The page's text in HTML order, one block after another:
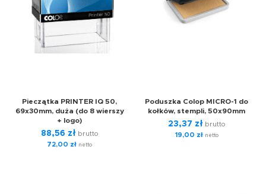
Pieczątka PRINTER IQ 50,
69x30mm, duża (do 8 wierszy
+ logo)
88,56 zł brutto
72,00 zł netto
Poduszka Colop MICRO-1 do
kołków, stempli, 50x90mm
23,37 zł brutto
19,00 złnetto